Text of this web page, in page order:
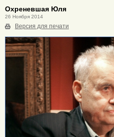
Охреневшая Юля
26 Ноября 2014
Версия для печати